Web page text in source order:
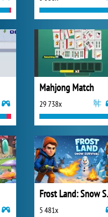
Mahjong Match
29 738x
5 481x